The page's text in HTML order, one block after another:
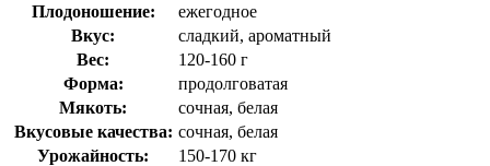
Плодоношение:
ежегодное
Вкус:
сладкий, ароматный
Вес:
120-160 г
Форма:
продолговатая
Мякоть:
сочная, белая
Вкусовые качества: сочная, белая
Урожайность:
150-170 кг